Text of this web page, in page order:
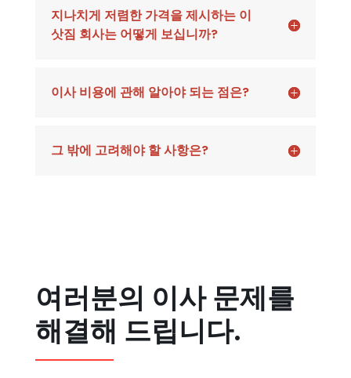
지나치게 저렴한 가격을 제시하는 이
삿짐 회사는 어떻게 보십니까?
이사 비용에 관해 알아야 되는 점은?
그 밖에 고려해야 할 사항은?
여러분의 이사 문제를
해결해 드립니다.